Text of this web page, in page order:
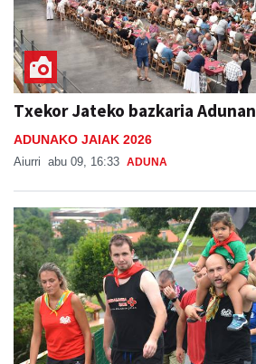
Txekor Jateko bazkaria Adunan
ADUNAKO JAIAK 2026
Aiurri abu 09, 16:33 ADUNA